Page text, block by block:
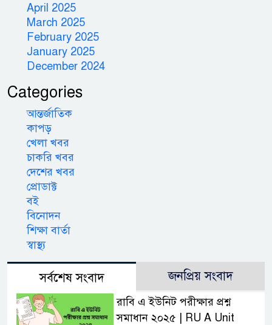
April 2025
March 2025
February 2025
January 2025
December 2024
Categories
আন্তর্জাতিক
কাপড়
খেলা খবর
চাকরি খবর
দেশের খবর
প্রোডাক্ট
বই
বিনোদন
শিক্ষা বার্তা
স্বাস্থ্য
সর্বশেষ সংবাদ জনপ্রিয় সংবাদ
রাবি এ ইউনিট পরীক্ষার প্রশ্ন
সমাধান ২০২৫ | RU A Unit